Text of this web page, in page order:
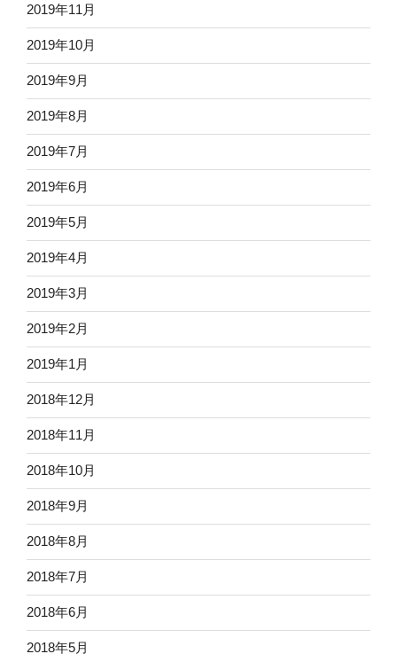
2019年11月
2019年10月
2019年9月
2019年8月
2019年7月
2019年6月
2019年5月
2019年4月
2019年3月
2019年2月
2019年1月
2018年12月
2018年11月
2018年10月
2018年9月
2018年8月
2018年7月
2018年6月
2018年5月